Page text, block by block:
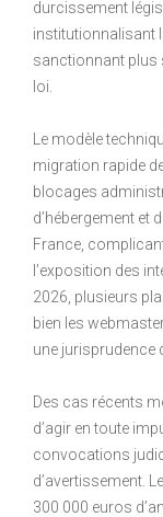
durcissement
institutionnalisant
sanctionnant plus
loi.
Le modèle
migration rapide
blocages
d’hébergement et
France,
l’exposition des
2026, plusieurs
bien les
une jurisprudence
Des cas récents
d’agir en toute
convocations
d’avertissement.
300 000 euros